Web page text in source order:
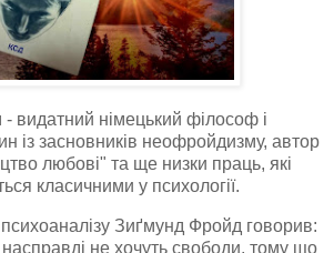
видатний німецький філософ і
із засновників неофройдизму, автор
любові" та ще низки праць, які
класичними у психології.
Зиґмунд Фройд говорив:
не хочуть свободи, тому що